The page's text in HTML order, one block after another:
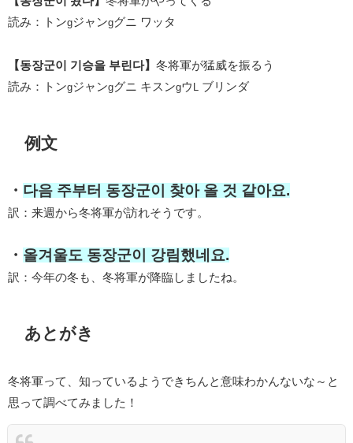
読み：トンgジャンgグニ ワッタ
【동장군이 기승을 부린다】 冬将軍が猛威を振るう
読み：トンgジャンgグニ キスンgウ ブリンダ
例文
・ 다음 주부터 동장군이 찾아 올 것 같아요.
訳：来週から冬将軍が訪れそうです。
・ 올겨울도 동장군이 강림했네요.
訳：今年の冬も、冬将軍が降臨しましたね。
あとがき
冬将軍って、知っているようできちんと意味わかんないな～と
思って調べてみました！